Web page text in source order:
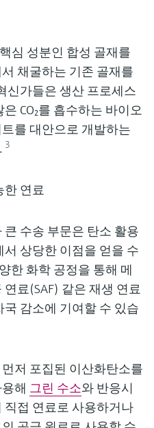
심 성분인 합성 골재를
채굴하는 기존 골재를
신가들은 생산 프로세스
CO₂를 흡수하는 바이오
를 대안으로 개발하는
3
한 연료
수송 부문은 탄소 활용
상당한 이점을 얻을 수
한 화학 공정을 통해 메
료(SAF) 같은 재생 연료
감소에 기여할 수 있습
저 포집된 이산화탄소를
해 그린 수소와 반응시
접 연료로 사용하거나